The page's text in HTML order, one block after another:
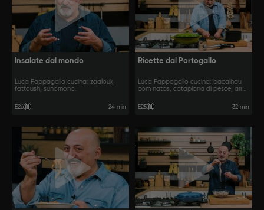
Insalate dal mondo
Luca Pappagallo cucina: zaalouk,
fattoush, sunomono.
E26 24 min
Ricette dal Portogallo
Luca Pappagallo cucina: bacalhau
com natas, cataplana di pesce, arroz
E25 32 min